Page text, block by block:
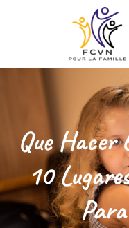
Que
10